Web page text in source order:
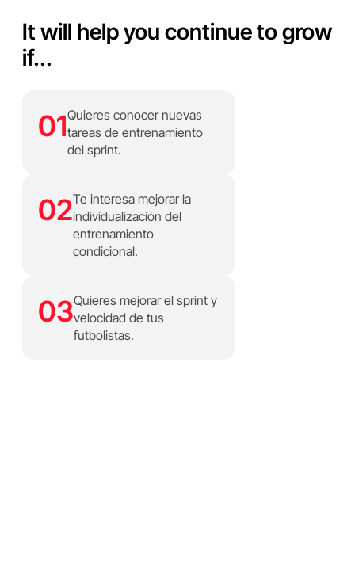
It will help you continue to grow
if...
01Quieres conocer nuevas
tareas de entrenamiento
del sprint.
02Te interesa mejorar la
individualización del
entrenamiento
condicional.
03Quieres mejorar el sprint y
velocidad de tus
futbolistas.